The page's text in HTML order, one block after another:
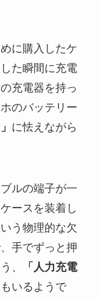
に購入したケ
た瞬間に充電
充電器を持っ
のバッテリー
に怯えながら
ルの端子が一
ースを装着し
う物理的な欠
手でずっと押
、
「人力充電
いるようで